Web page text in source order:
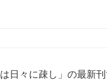
日々に疎し」の最新